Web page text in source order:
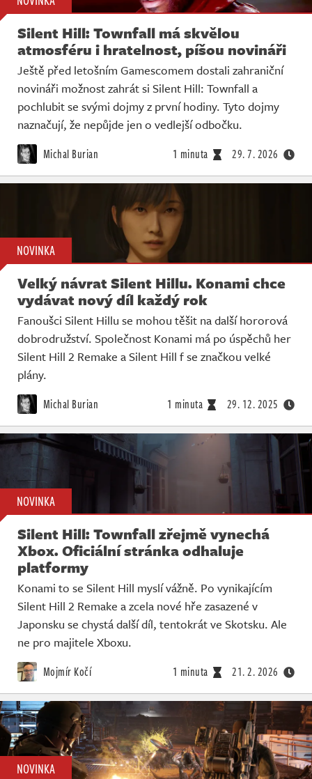
Silent Hill: Townfall má skvělou
atmosféru i hratelnost, píšou novináři
Ještě před letošním Gamescomem dostali zahraniční
novináři možnost zahrát si Silent Hill: Townfall a
pochlubit se svými dojmy z první hodiny. Tyto dojmy
naznačují, že nepůjde jen o vedlejší odbočku.
Michal Burian 1 minuta 29. 7. 2026
NOVINKA
Velký návrat Silent Hillu. Konami chce
vydávat nový díl každý rok
Fanoušci Silent Hillu se mohou těšit na další hororová
dobrodružství. Společnost Konami má po úspěchů her
Silent Hill 2 Remake a Silent Hill f se značkou velké
plány.
Michal Burian 1 minuta 29. 12. 2025
NOVINKA
Silent Hill: Townfall zřejmě vynechá
Xbox. Oficiální stránka odhaluje
platformy
Konami to se Silent Hill myslí vážně. Po vynikajícím
Silent Hill 2 Remake a zcela nové hře zasazené v
Japonsku se chystá další díl, tentokrát ve Skotsku. Ale
ne pro majitele Xboxu.
Mojmír Kočí 1 minuta 21. 2. 2026
NOVINKA